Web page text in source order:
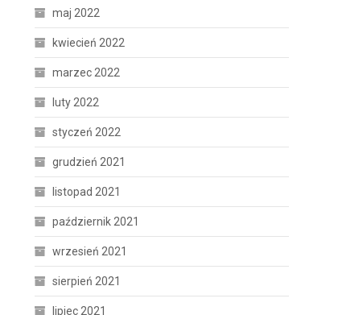
maj 2022
kwiecień 2022
marzec 2022
luty 2022
styczeń 2022
grudzień 2021
listopad 2021
październik 2021
wrzesień 2021
sierpień 2021
lipiec 2021